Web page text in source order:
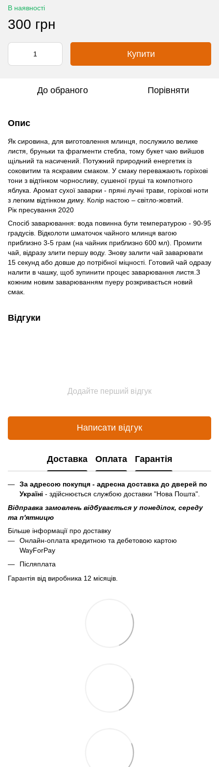
В наявності
300 грн
Купити
До обраного Порівняти
Опис
Як сировина, для виготовлення млинця, послужило велике
листя, бруньки та фрагменти стебла, тому букет чаю вийшов
щільний та насичений. Потужний природний енергетик із
соковитим та яскравим смаком. У смаку переважають горіхові
тони з відтінком чорносливу, сушеної груші та компотного
яблука. Аромат сухої заварки - пряні лучні трави, горіхові ноти
з легким відтінком диму. Колір настою – світло-жовтий.
Рік пресування 2020
Спосіб заварювання: вода повинна бути температурою - 90-95
градусів. Відколоти шматочок чайного млинця вагою
приблизно 3-5 грам (на чайник приблизно 600 мл). Промити
чай, відразу злити першу воду. Знову залити чай заварювати
15 секунд або довше до потрібної міцності. Готовий чай одразу
налити в чашку, щоб зупинити процес заварювання листя.З
кожним новим заварюванням пуеру розкривається новий
смак.
Відгуки
Додайте перший відгук
Написати відгук
Доставка Оплата Гарантія
За адресою покупця - адресна доставка до дверей по
Україні - здійснюється службою доставки "Нова Пошта".
Відправка замовлень відбувається у понеділок, середу
та п'ятницю
Більше інформації про доставку
Онлайн-оплата кредитною та дебетовою картою
WayForPay
Післяплата
Гарантія від виробника 12 місяців.